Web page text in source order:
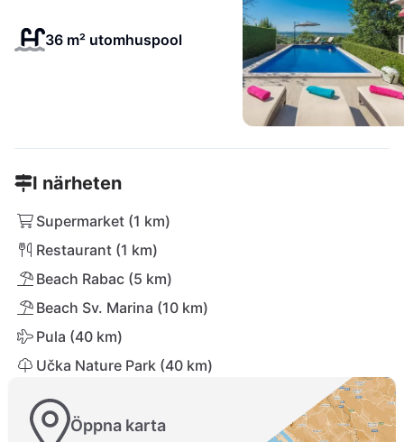
36 m² utomhuspool
I närheten
Supermarket (1 km)
Restaurant (1 km)
Beach Rabac (5 km)
Beach Sv. Marina (10 km)
Pula (40 km)
Učka Nature Park (40 km)
Öppna karta